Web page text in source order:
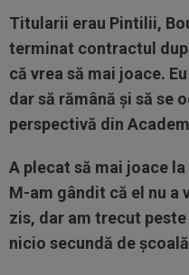
Titularii erau Pintilii,
terminat contractul
că vrea să mai joace.
dar să rămână și să se
perspectivă din
A plecat să mai joace
M-am gândit că el nu a
zis, dar am trecut
nicio secundă de